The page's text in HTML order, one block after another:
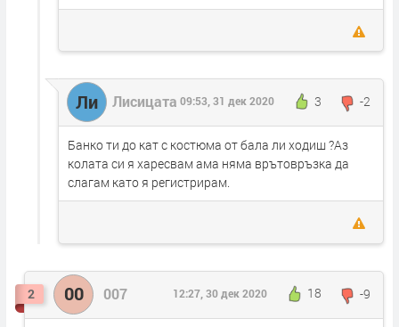
Ли Лисицата 3 -2
09:53, 31 дек 2020
Банко ти до кат с костюма от бала ли ходиш ?Аз
колата си я харесвам ама няма врътовръзка да
слагам като я регистрирам.
2 00 007 18 -9
12:27, 30 дек 2020